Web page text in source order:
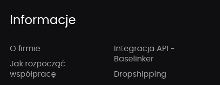
Informacje
O firmie
Jak rozpocząć
współpracę
Integracja API -
Baselinker
Dropshipping